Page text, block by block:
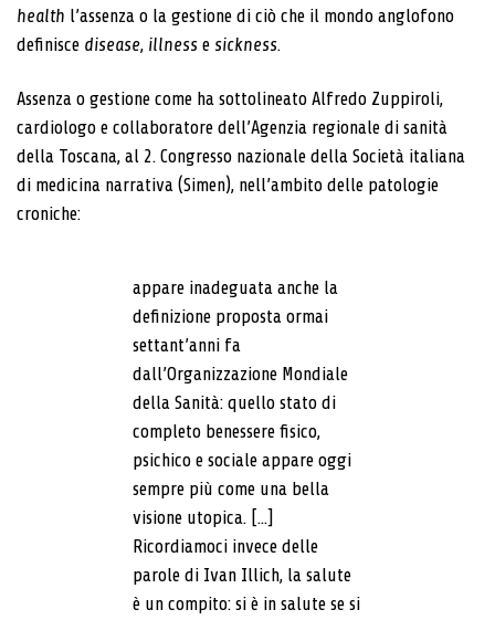
health l’assenza o la gestione di ciò che il mondo anglofono
definisce disease, illness e sickness.
Assenza o gestione come ha sottolineato Alfredo Zuppiroli,
cardiologo e collaboratore dell’Agenzia regionale di sanità
della Toscana, al 2. Congresso nazionale della Società italiana
di medicina narrativa (Simen), nell’ambito delle patologie
croniche:
appare inadeguata anche la
definizione proposta ormai
settant’anni fa
dall’Organizzazione Mondiale
della Sanità: quello stato di
completo benessere fisico,
psichico e sociale appare oggi
sempre più come una bella
visione utopica. [...]
Ricordiamoci invece delle
parole di Ivan Illich, la salute
è un compito: si è in salute se si